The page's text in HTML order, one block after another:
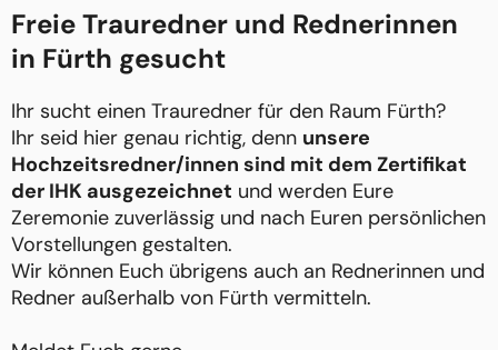
Freie Trauredner und Rednerinnen
in Fürth gesucht
Ihr sucht einen Trauredner für den Raum Fürth?
Ihr seid hier genau richtig, denn unsere
Hochzeitsredner/innen sind mit dem Zertifikat
der IHK ausgezeichnet und werden Eure
Zeremonie zuverlässig und nach Euren persönlichen
Vorstellungen gestalten.
Wir können Euch übrigens auch an Rednerinnen und
Redner außerhalb von Fürth vermitteln.